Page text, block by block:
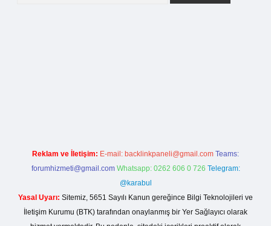
Reklam ve İletişim: E-mail: backlinkpaneli@gmail.com Teams:
forumhizmeti@gmail.com Whatsapp: 0262 606 0 726 Telegram:
@karabul
Yasal Uyarı: Sitemiz, 5651 Sayılı Kanun gereğince Bilgi Teknolojileri ve
İletişim Kurumu (BTK) tarafından onaylanmış bir Yer Sağlayıcı olarak